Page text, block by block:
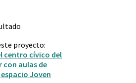
proyecto:
centro cívico del
con aulas de
Joven